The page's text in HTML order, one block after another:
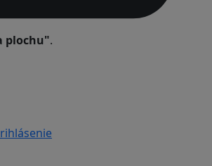
plochu".